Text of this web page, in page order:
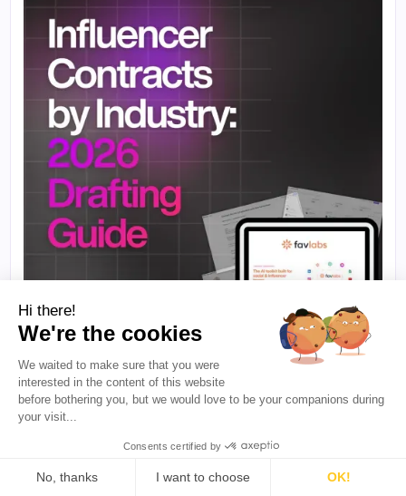
·5 min de leitura
Contratos de Influenciadores por Setor: O
que Incluir, o que Ignorar e Como Elaborar um
não precisam do mesmo contrato de influenciador.
Hi there!
We're the cookies
We waited to make sure that you were
interested in the content of this website
before bothering you, but we would love to be your companions during
your visit...
Consents certified by
No, thanks I want to choose OK!